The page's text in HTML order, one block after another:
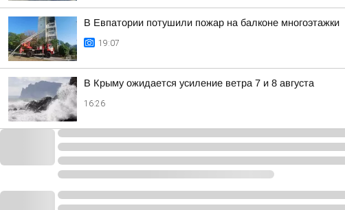
В Евпатории потушили пожар на балконе многоэтажки
19:07
В Крыму ожидается усиление ветра 7 и 8 августа
16:26